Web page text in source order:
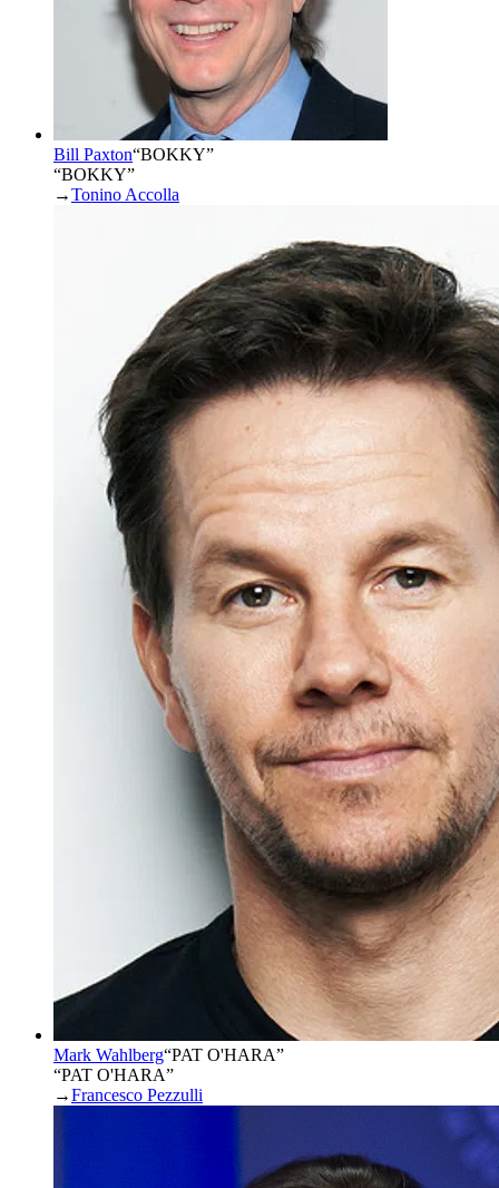
Bill Paxton“BOKKY”
“BOKKY”
→Tonino Accolla
Mark Wahlberg“PAT O'HARA”
“PAT O'HARA”
→Francesco Pezzulli